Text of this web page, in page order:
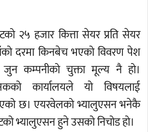
२५ हजार कित्ता सेयर प्रति सेयर
दरमा किनबेच भएको विवरण पेश
जुन कम्पनीको चुक्ता मूल्य नै हो।
कार्यालयले यो विषयलाई
छ। एयरवेलको भ्यालुएसन भनेकै
भ्यालुएसन हुने उसको निचोड हो।